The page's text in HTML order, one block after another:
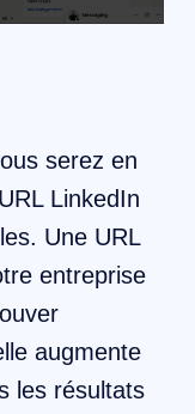
serez en
LinkedIn
Une URL
entreprise
augmente
les résultats